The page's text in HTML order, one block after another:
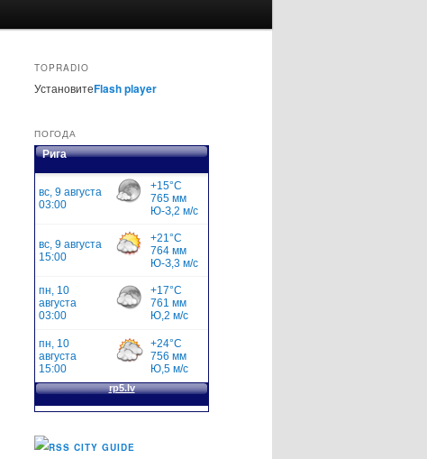
TOPRADIO
УстановитеFlash player
ПОГОДА
Рига
CITY GUIDE